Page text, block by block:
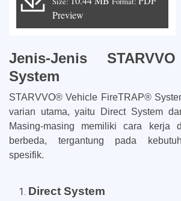
Preview
Jenis-Jenis
System
STARVVO® Vehicle FireTRAP®
varian utama, yaitu Direct System
Masing-masing memiliki cara kerja
berbeda, tergantung pada
spesifik.
Direct System